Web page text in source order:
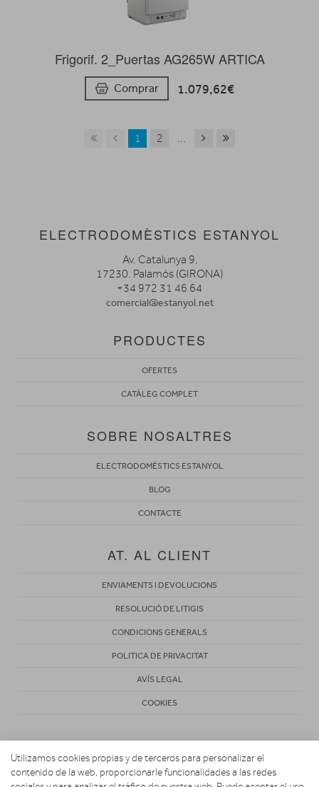
Frigorif. 2_Puertas AG265W ARTICA
Comprar 1.079,62€
1 2 ...
ELECTRODOMÈSTICS ESTANYOL
Av. Catalunya 9,
17230. Palamós (GIRONA)
+34 972 31 46 64
comercial@estanyol.net
PRODUCTES
OFERTES
CATÀLEG COMPLET
SOBRE NOSALTRES
ELECTRODOMÈSTICS ESTANYOL
BLOG
CONTACTE
AT. AL CLIENT
ENVIAMENTS I DEVOLUCIONS
RESOLUCIÓ DE LITIGIS
CONDICIONS GENERALS
POLITICA DE PRIVACITAT
AVÍS LEGAL
COOKIES
Utilizamos cookies propias y de terceros para personalizar el
contenido de la web, proporcionarle funcionalidades a las redes